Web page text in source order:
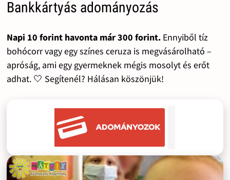
Bankkártyás adományozás
Napi 10 forint havonta már 300 forint.Ennyiből tíz
bohócorr vagy egy színes ceruza is megvásárolható –
apróság, ami egy gyermeknek mégis mosolyt és erőt
adhat. 🤍 Segítenél? Hálásan köszönjük!